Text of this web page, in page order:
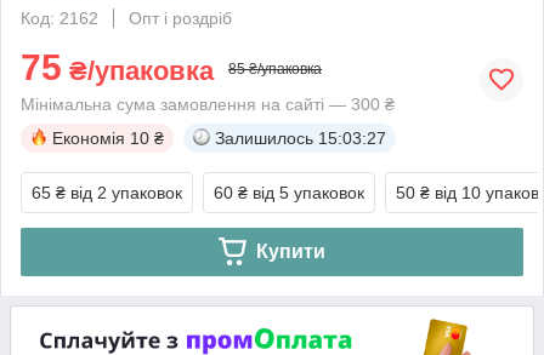
Код: 2162
Опт і роздріб
75 ₴/упаковка 85 ₴/упаковка
Мінімальна сума замовлення на сайті — 300 ₴
Економія 10 ₴ Залишилось 15:03:27
65 ₴ від 2 упаковок 60 ₴ від 5 упаковок 50 ₴ від 10
Купити